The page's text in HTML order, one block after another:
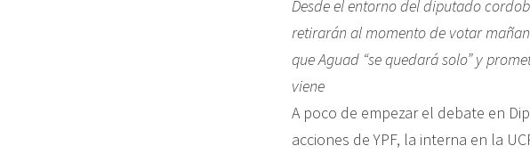
Desde el entorno del diputado
retirarán al momento de votar
que Aguad “se quedará solo” y
viene
A poco de empezar el debate en
acciones de YPF, la interna en la